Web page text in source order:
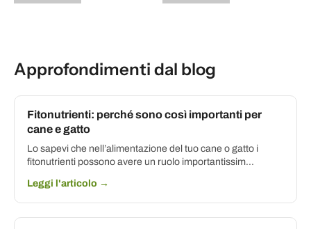
Approfondimenti dal blog
Fitonutrienti: perché sono così importanti per
cane e gatto
Lo sapevi che nell’alimentazione del tuo cane o gatto i
fitonutrienti possono avere un ruolo importantissim...
Leggi l'articolo →